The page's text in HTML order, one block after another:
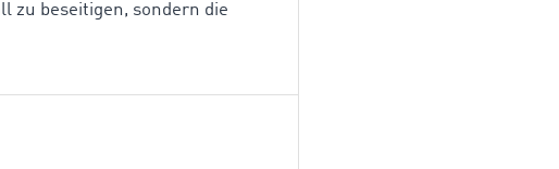
zu beseitigen, sondern die